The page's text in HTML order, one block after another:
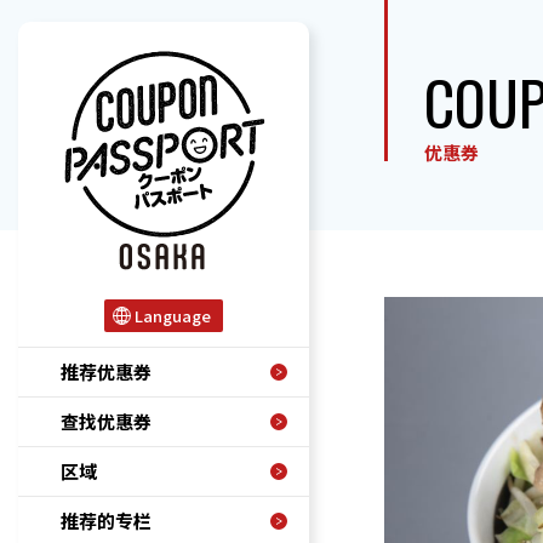
Language
推荐优惠券
查找优惠券
区域
推荐的专栏
优惠券